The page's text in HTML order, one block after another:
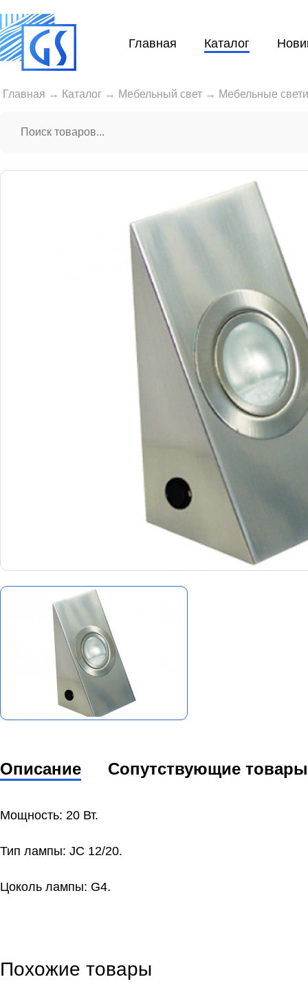
Главная Каталог
Главная → Каталог → Мебельный свет → Мебельные
Описание Сопутствующие товары
Мощность: 20 Вт.
Тип лампы: JC 12/20.
Цоколь лампы: G4.
Похожие товары